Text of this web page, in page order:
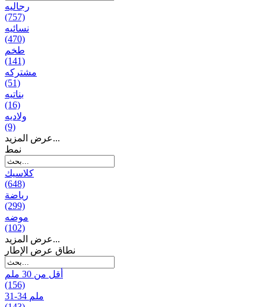
رجالیه
(757)
نسائیه
(470)
طخم
(141)
مشتركه
(51)
بناتیه
(16)
ولادیه
(9)
عرض المزيد...
نمط
كلاسيك
(648)
رياضة
(299)
موضه
(102)
عرض المزيد...
نطاق عرض الإطار
أقل من 30 ملم
(156)
31-34 ملم